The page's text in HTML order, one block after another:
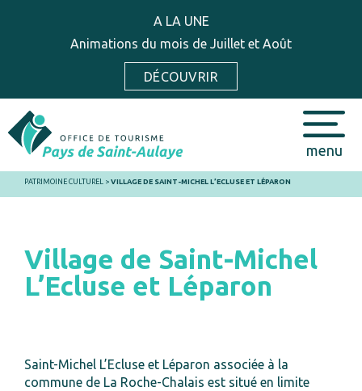
A LA UNE
Animations du mois de Juillet et Août
DÉCOUVRIR
menu
PATRIMOINE CULTUREL > VILLAGE DE SAINT-MICHEL L’ECLUSE ET LÉPARON
Village de Saint-Michel
L’Ecluse et Léparon
Saint-Michel L’Ecluse et Léparon associée à la
commune de La Roche-Chalais est situé en limite